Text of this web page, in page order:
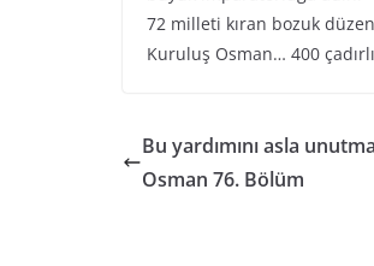
72 milleti kıran bozuk
Kuruluş Osman… 400
Bu yardımını asla
Osman 76. Bölüm